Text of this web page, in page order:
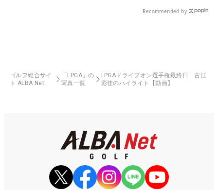
Recommended by
ゴルフ総合サイ
ト ALBA Net
「LPGA」の
写真一覧
LPGAドライブオン選手権最終日 古江
彩佳のハイライト【動画】